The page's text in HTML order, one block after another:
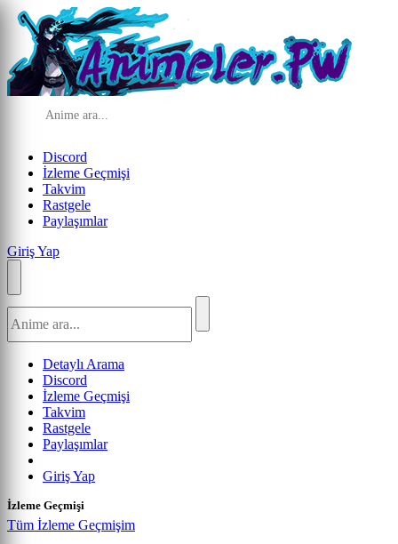
Discord
İzleme Geçmişi
Takvim
Rastgele
Paylaşımlar
Giriş Yap
Detaylı Arama
Discord
İzleme Geçmişi
Takvim
Rastgele
Paylaşımlar
Giriş Yap
İzleme Geçmişi
Tüm İzleme Geçmişim